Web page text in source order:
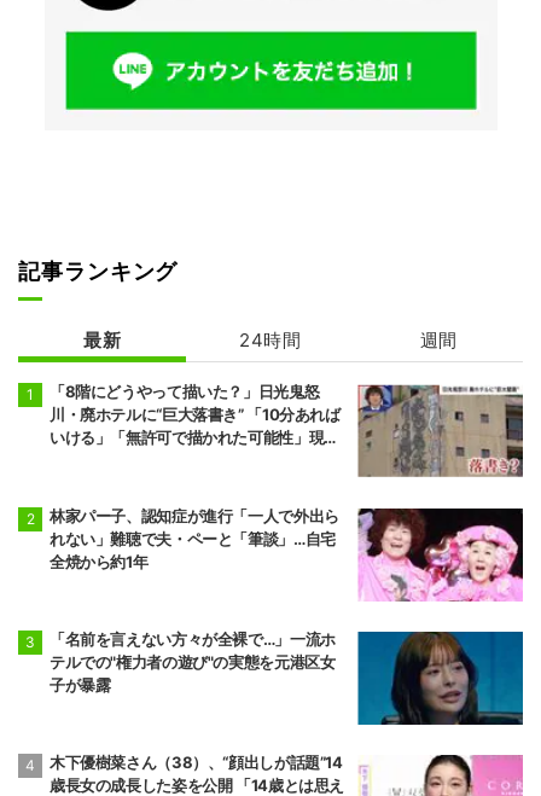
記事ランキング
最新 24時間 週間
「8階にどうやって描いた？」日光鬼怒
川・廃ホテルに“巨大落書き” 「10分あれば
いける」「無許可で描かれた可能性」現役
林家パー子、認知症が進行「一人で外出ら
れない」難聴で夫・ペーと「筆談」…自宅
全焼から約1年
「名前を言えない方々が全裸で…」一流ホ
テルでの"権力者の遊び"の実態を元港区女
子が暴露
木下優樹菜さん（38）、“顔出しが話題”14
歳長女の成長した姿を公開 「14歳とは思え